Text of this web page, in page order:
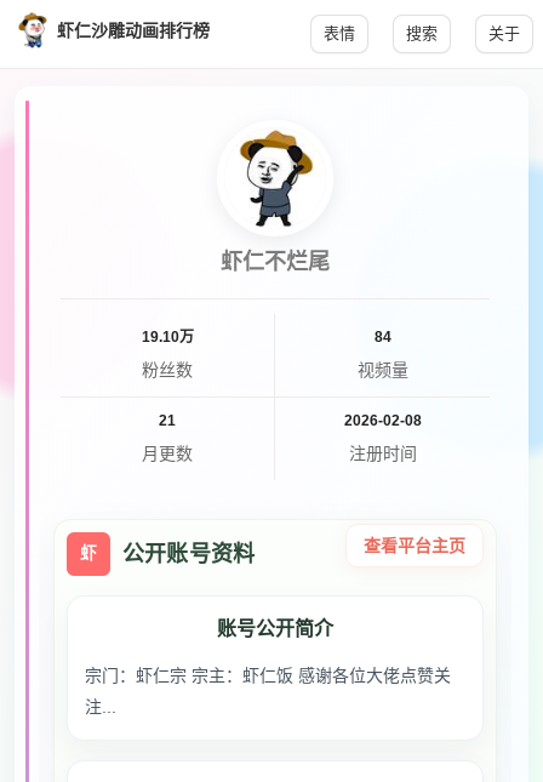
虾仁沙雕动画排行榜 表情 搜索 关于
虾仁不烂尾
19.10万
粉丝数
84
视频量
21
月更数
2026-02-08
注册时间
虾 公开账号资料 查看平台主页
账号公开简介
宗门：虾仁宗 宗主：虾仁饭 感谢各位大佬点赞关
注...